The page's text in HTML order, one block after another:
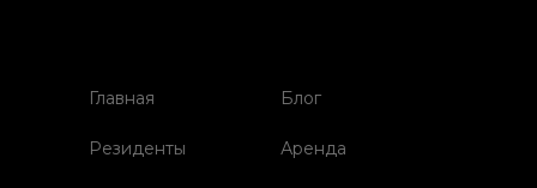
Главная
Резиденты
Блог
Аренда